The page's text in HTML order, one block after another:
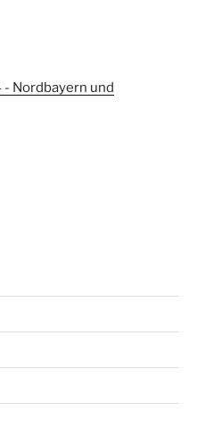
- Nordbayern und